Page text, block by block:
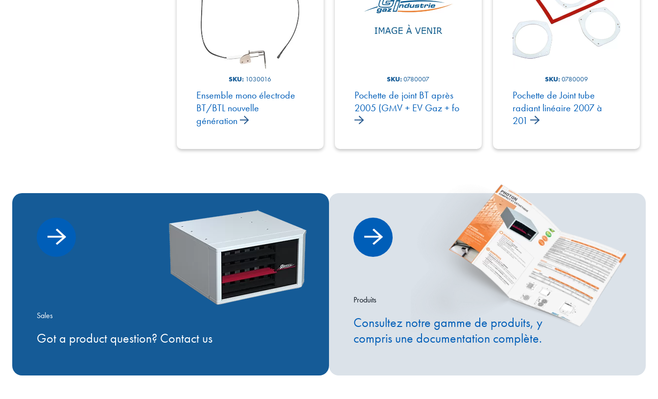
SKU: 1030016
Ensemble mono électrode
BT/BTL nouvelle
génération
SKU:0780007
Pochette de joint BT après
2005 (GMV + EV Gaz + fo
SKU:0780009
Pochette de Joint tube
radiant linéaire 2007 à
201
Sales
Got a product question? Contact us
Produits
Consultez notre gamme de produits, y
compris une documentation complète.